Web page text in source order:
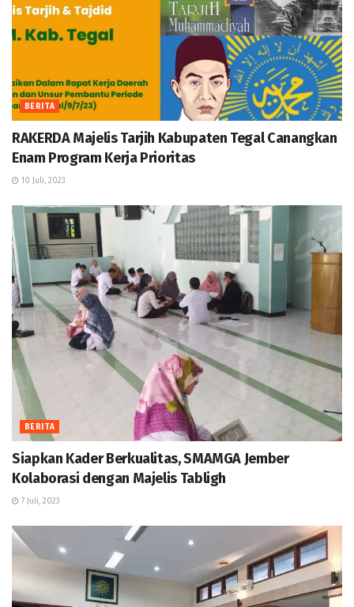
BERITA
RAKERDA Majelis Tarjih Kabupaten Tegal Canangkan
Enam Program Kerja Prioritas
10 Juli, 2023
BERITA
Siapkan Kader Berkualitas, SMAMGA Jember
Kolaborasi dengan Majelis Tabligh
7 Juli, 2023